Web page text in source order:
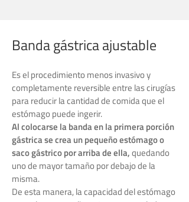
Banda gástrica ajustable
Es el procedimiento menos invasivo y
completamente reversible entre las cirugías
para reducir la cantidad de comida que el
estómago puede ingerir.
Al colocarse la banda en la primera porción
gástrica se crea un pequeño estómago o
saco gástrico por arriba de ella,quedando
uno de mayor tamaño por debajo de la
misma.
De esta manera, la capacidad del estómago